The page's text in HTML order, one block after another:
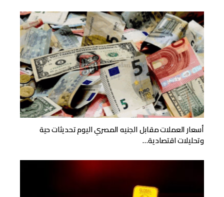
أسعار العملات مقابل الجنيه المصري اليوم تحديثات حية
وتحليلات اقتصادية…